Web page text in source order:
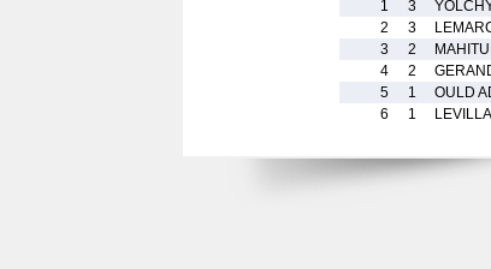
1
3
2
3
3
2
4
2
5
1 OULD
6
1